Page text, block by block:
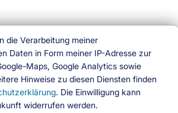
die Verarbeitung meiner
Daten in Form meiner IP-Adresse zur
Maps, Google Analytics sowie
Hinweise zu diesen Diensten finden
. Die Einwilligung kann
widerrufen werden.